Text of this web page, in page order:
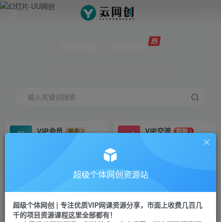
输入关键词搜索
VIP会员
抢先
VIP交流
群聊
研究探讨更多创业项目路子。
会员专属推广链接
招募站长
挂机
项目
脚本卡密
APP下载
GO
超级个体网创资源站
超级个体网创 | 专注优质VIP网课资源分享，市面上收费几百几
千的项目资源课程这里全部都有！